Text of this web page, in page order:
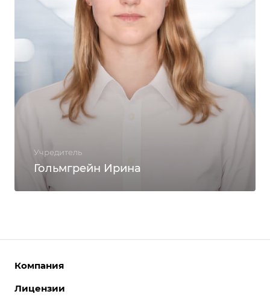
Учредитель
Гольмгрейн Ирина
Компания
О компании
Лицензии